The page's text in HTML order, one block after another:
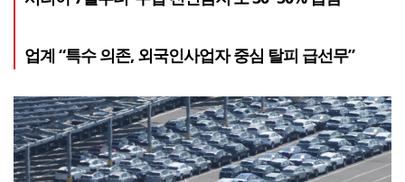
업계 “특수 의존, 외국인사업자 중심 탈피 급선무”